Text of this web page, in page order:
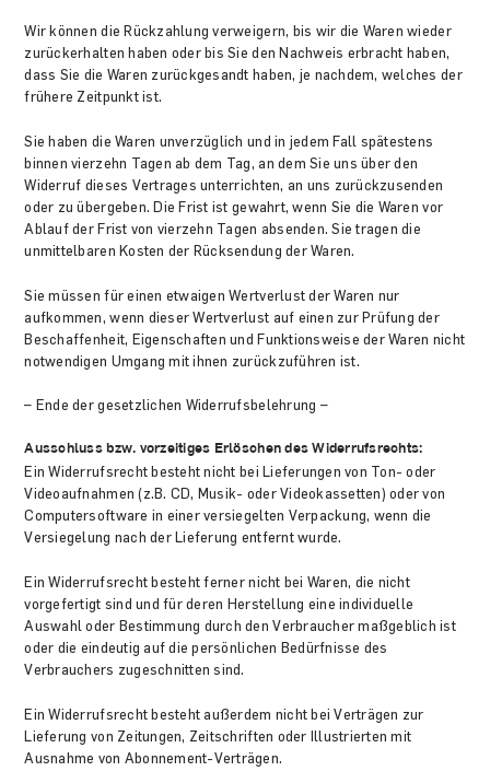
Wir können die Rückzahlung verweigern, bis wir die Waren wieder
zurückerhalten haben oder bis Sie den Nachweis erbracht haben,
dass Sie die Waren zurückgesandt haben, je nachdem, welches der
frühere Zeitpunkt ist.
Sie haben die Waren unverzüglich und in jedem Fall spätestens
binnen vierzehn Tagen ab dem Tag, an dem Sie uns über den
Widerruf dieses Vertrages unterrichten, an uns zurückzusenden
oder zu übergeben. Die Frist ist gewahrt, wenn Sie die Waren vor
Ablauf der Frist von vierzehn Tagen absenden. Sie tragen die
unmittelbaren Kosten der Rücksendung der Waren.
Sie müssen für einen etwaigen Wertverlust der Waren nur
aufkommen, wenn dieser Wertverlust auf einen zur Prüfung der
Beschaffenheit, Eigenschaften und Funktionsweise der Waren nicht
notwendigen Umgang mit ihnen zurückzuführen ist.
– Ende der gesetzlichen Widerrufsbelehrung –
Ausschluss bzw. vorzeitiges Erlöschen des Widerrufsrechts:
Ein Widerrufsrecht besteht nicht bei Lieferungen von Ton- oder
Videoaufnahmen (z.B. CD, Musik- oder Videokassetten) oder von
Computersoftware in einer versiegelten Verpackung, wenn die
Versiegelung nach der Lieferung entfernt wurde.
Ein Widerrufsrecht besteht ferner nicht bei Waren, die nicht
vorgefertigt sind und für deren Herstellung eine individuelle
Auswahl oder Bestimmung durch den Verbraucher maßgeblich ist
oder die eindeutig auf die persönlichen Bedürfnisse des
Verbrauchers zugeschnitten sind.
Ein Widerrufsrecht besteht außerdem nicht bei Verträgen zur
Lieferung von Zeitungen, Zeitschriften oder Illustrierten mit
Ausnahme von Abonnement-Verträgen.